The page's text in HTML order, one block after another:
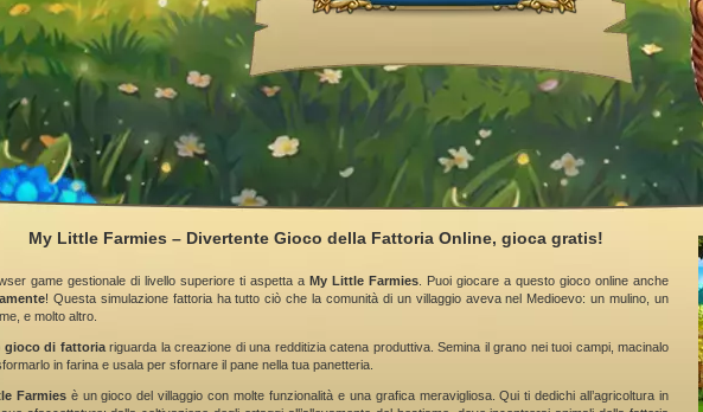
My Little Farmies – Divertente Gioco della Fattoria Online, gioca gratis!
game gestionale di livello superiore ti aspetta a My Little Farmies . Puoi giocare a questo gioco online anche
! Questa simulazione fattoria ha tutto ciò che la comunità di un villaggio aveva nel Medioevo: un mulino, un
e molto altro.
gioco di fattoriariguarda la creazione di una redditizia catena produttiva. Semina il grano nei tuoi campi, macinalo
in farina e usala per sfornare il pane nella tua panetteria.
Farmiesè un gioco del villaggio con molte funzionalità e una grafica meravigliosa. Qui ti dedichi all’agricoltura in